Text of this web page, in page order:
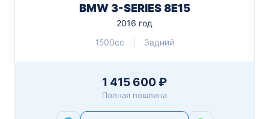
BMW 3-SERIES 8E15
2016 год
1500cc
Задний
1 415 600 ₽
Полная пошлина